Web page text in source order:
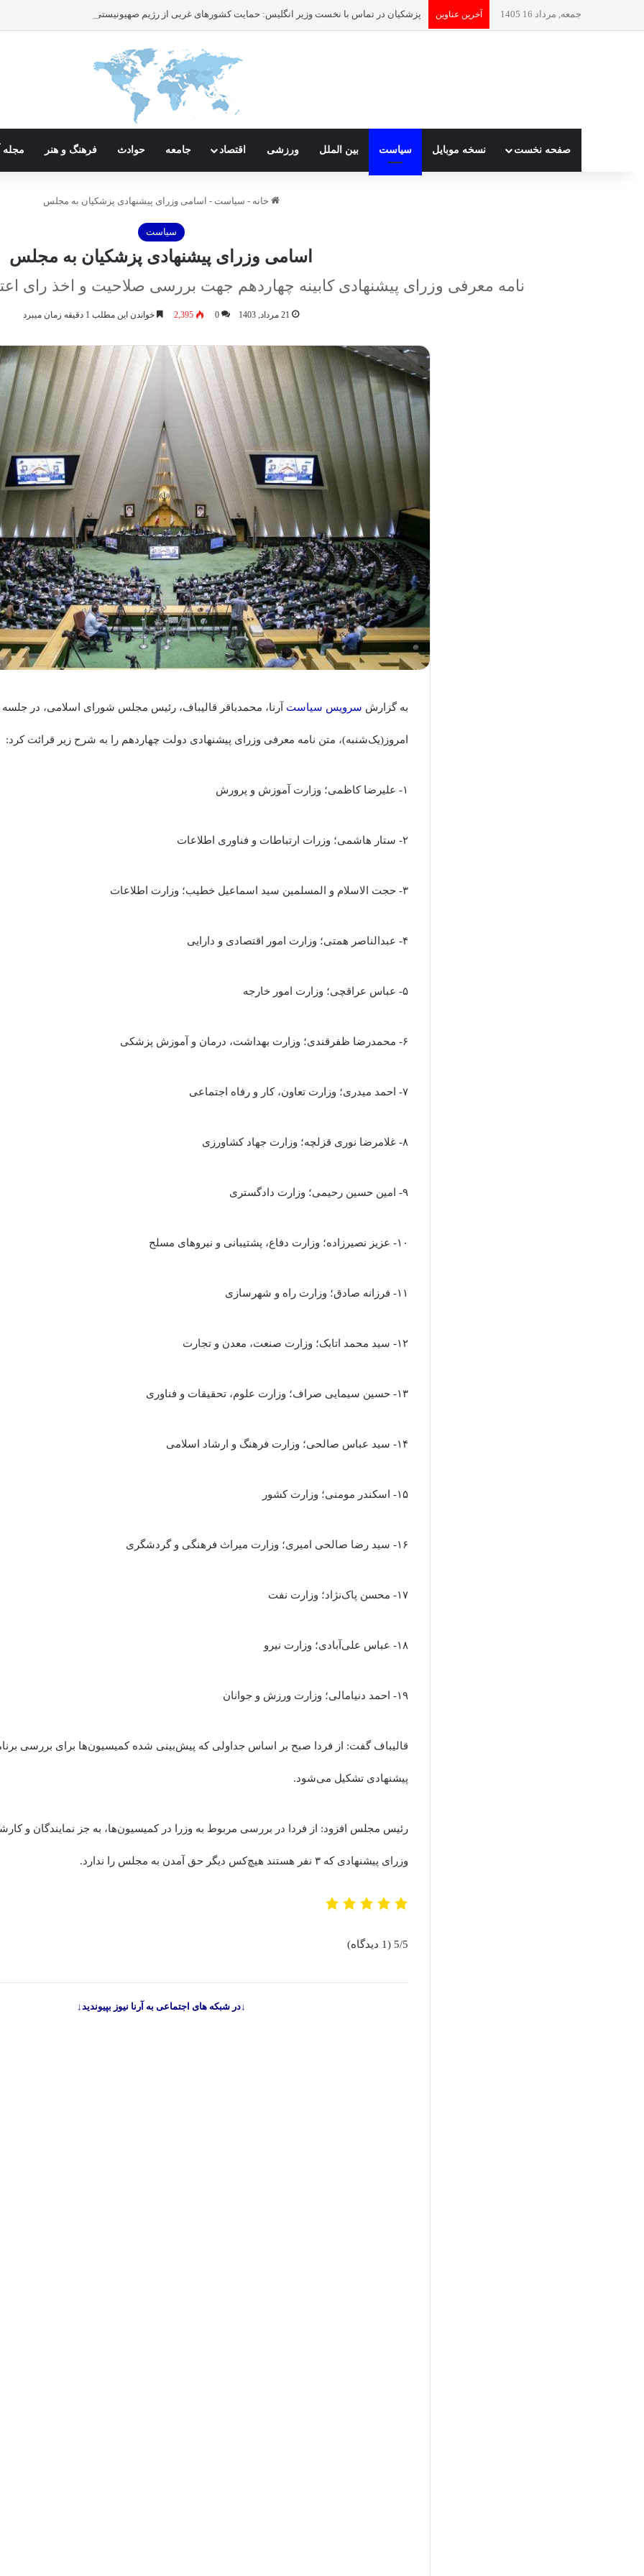
جمعه, مرداد 16 1405 آخرین عناوین
صفحه نخست نسخه موبایل سیاست بین الملل ورزشی اقتصاد جامعه حوادث فرهنگ و هنر مجله
خانه - سیاست - اسامی وزرای پیشنهادی پزشکیان به مجلس
سیاست
اسامی وزرای پیشنهادی پزشکیان به مجلس
نامه معرفی وزرای پیشنهادی کابینه چهاردهم جهت بررسی صلاحیت و اخذ رای
21 مرداد, 1403 0
2,395 خواندن این مطلب 1 دقیقه زمان میبرد
به گزارش سرویس سیاست آرنا، محمدباقر قالیباف، رئیس مجلس شورای اسلامی، در
امروز(یک‌شنبه)، متن نامه معرفی وزرای پیشنهادی دولت چهاردهم را به شرح زیر قرائت کرد:
۱- علیرضا کاظمی؛ وزارت آموزش و پرورش
۲- ستار هاشمی؛ وزرات ارتباطات و فناوری اطلاعات
۳- حجت الاسلام و المسلمین سید اسماعیل خطیب؛ وزارت اطلاعات
۴- عبدالناصر همتی؛ وزارت امور اقتصادی و دارایی
۵- عباس عراقچی؛ وزارت امور خارجه
۶- محمدرضا ظفرقندی؛ وزارت بهداشت، درمان و آموزش پزشکی
۷- احمد میدری؛ وزارت تعاون، کار و رفاه اجتماعی
۸- غلامرضا نوری قزلچه؛ وزارت جهاد کشاورزی
۹- امین حسین رحیمی؛ وزارت دادگستری
۱۰- عزیز نصیرزاده؛ وزارت دفاع، پشتیبانی و نیرو‌های مسلح
۱۱- فرزانه صادق؛ وزارت راه و شهرسازی
۱۲- سید محمد اتابک؛ وزارت صنعت، معدن و تجارت
۱۳- حسین سیمایی صراف؛ وزارت علوم، تحقیقات و فناوری
۱۴- سید عباس صالحی؛ وزارت فرهنگ و ارشاد اسلامی
۱۵- اسکندر مومنی؛ وزارت کشور
۱۶- سید رضا صالحی امیری؛ وزارت میراث فرهنگی و گردشگری
۱۷- محسن پاک‌نژاد؛ وزارت نفت
۱۸- عباس علی‌آبادی؛ وزارت نیرو
۱۹- احمد دنیامالی؛ وزارت ورزش و جوانان
قالیباف گفت: از فردا صبح بر اساس جداولی که پیش‌بینی شده کمیسیون‌ها برای بررسی
پیشنهادی تشکیل می‌شود.
رئیس مجلس افزود: از فردا در بررسی مربوط به وزرا در کمیسیون‌ها، به جز نمایندگان و
وزرای پیشنهادی که ۳ نفر هستند هیچ‌کس دیگر حق آمدن به مجلس را ندارد.
5/5 (1 دیدگاه)
↓در شبکه های اجتماعی به آرنا نیوز بپیوندید↓